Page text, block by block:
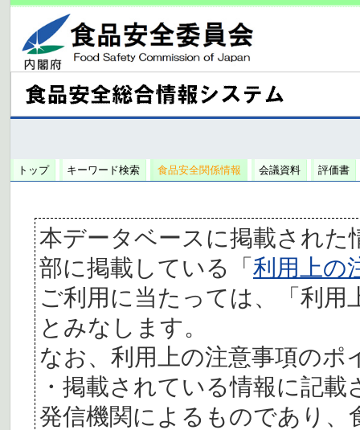
トップ キーワード検索 食品安全関係情報 会議資料 評価書
本データベースに掲載された
部に掲載している「利用上の
ご利用に当たっては、「利
とみなします。
なお、利用上の注意事項の
・掲載されている情報に記
発信機関によるものであり、